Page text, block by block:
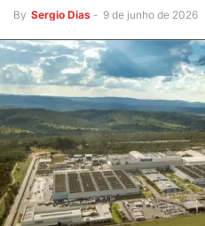
By Sergio Dias - 9 de junho de 2026